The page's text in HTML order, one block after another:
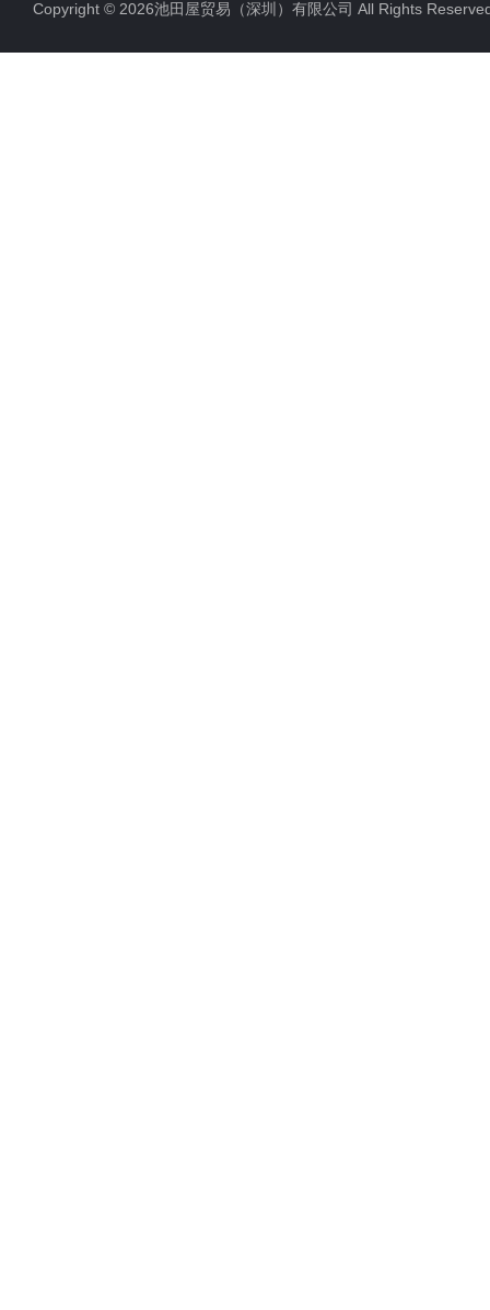
Copyright © 2026池田屋贸易（深圳）有限公司 All Rights